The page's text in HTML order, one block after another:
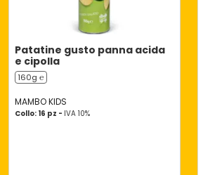
Patatine gusto panna acida
e cipolla
160g ℮
MAMBO KIDS
Collo: 16 pz - IVA 10%